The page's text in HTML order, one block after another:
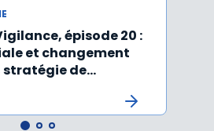
épisode 20 :
et changement
de
ESG